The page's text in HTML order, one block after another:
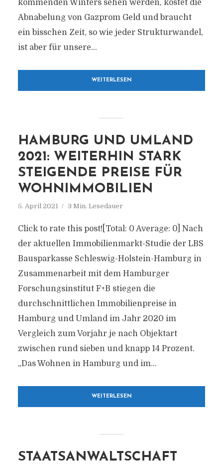
kommenden Winters sehen werden, kostet die
Abnabelung von Gazprom Geld und braucht
ein bisschen Zeit, so wie jeder Strukturwandel,
ist aber für unsere...
WEITERLESEN
HAMBURG UND UMLAND
2021: WEITERHIN STARK
STEIGENDE PREISE FÜR
WOHNIMMOBILIEN
5. April 2021 3 Min. Lesedauer
Click to rate this post![Total: 0 Average: 0] Nach
der aktuellen Immobilienmarkt-Studie der LBS
Bausparkasse Schleswig-Holstein-Hamburg in
Zusammenarbeit mit dem Hamburger
Forschungsinstitut F+B stiegen die
durchschnittlichen Immobilienpreise in
Hamburg und Umland im Jahr 2020 im
Vergleich zum Vorjahr je nach Objektart
zwischen rund sieben und knapp 14 Prozent.
„Das Wohnen in Hamburg und im...
WEITERLESEN
STAATSANWALTSCHAFT